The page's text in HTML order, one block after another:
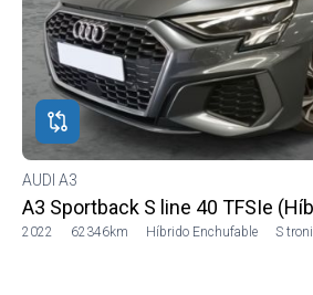
AUDI A3
A3 Sportback S line 40 TFSIe
2022 62346km Híbrido Enchufable S